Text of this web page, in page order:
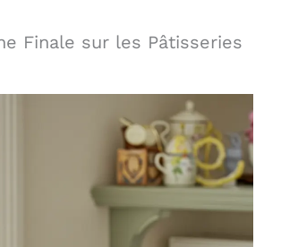
Finale sur les Pâtisseries